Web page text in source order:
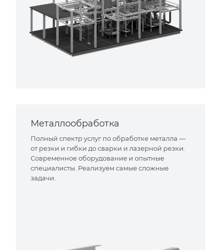
Металлообработка
Полный спектр услуг по обработке металла —
от резки и гибки до сварки и лазерной резки.
Современное оборудование и опытные
специалисты. Реализуем самые сложные
задачи.